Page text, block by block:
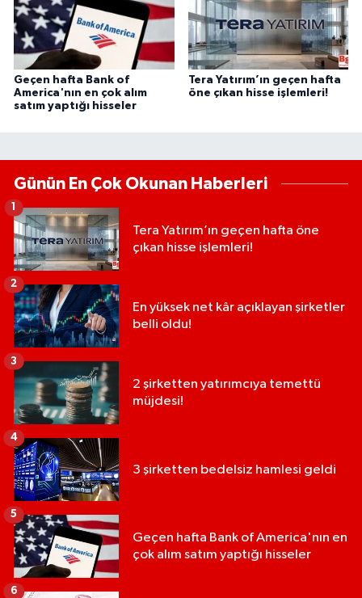
Geçen hafta Bank of
America'nın en çok alım
satım yaptığı hisseler
Tera Yatırım’ın geçen hafta
öne çıkan hisse işlemleri!
Günün En Çok Okunan Haberleri
Tera Yatırım’ın geçen hafta öne
çıkan hisse işlemleri!
En yüksek net kâr açıklayan şirketler
belli oldu!
2
2 şirketten yatırımcıya temettü
müjdesi!
3
3 şirketten bedelsiz hamlesi geldi
4
Geçen hafta Bank of America'nın en
çok alım satım yaptığı hisseler
5
6